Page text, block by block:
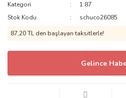
Kategori
1:87
Stok Kodu
schuco26085
87,20 TL den başlayan taksitlerle!
Gelince